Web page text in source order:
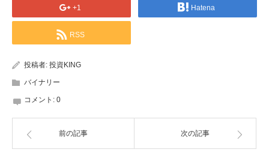
+1 Hatena
RSS
投稿者: 投資KING
バイナリー
コメント: 0
前の記事 次の記事